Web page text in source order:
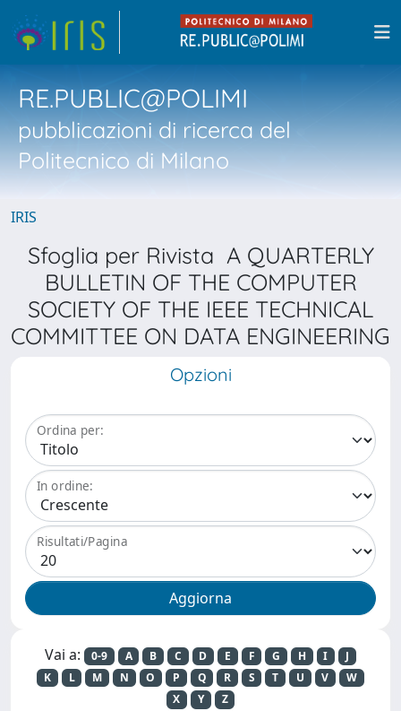
RE.PUBLIC@POLIMI
pubblicazioni di ricerca del
Politecnico di Milano
IRIS
Sfoglia per Rivista A QUARTERLY
BULLETIN OF THE COMPUTER
SOCIETY OF THE IEEE TECHNICAL
COMMITTEE ON DATA ENGINEERING
Opzioni
Ordina per:
In ordine:
Risultati/Pagina
Vai a: 0-9 A B C D E F G H I
J
K
L M N O P Q R S T U V
W
X
Y Z